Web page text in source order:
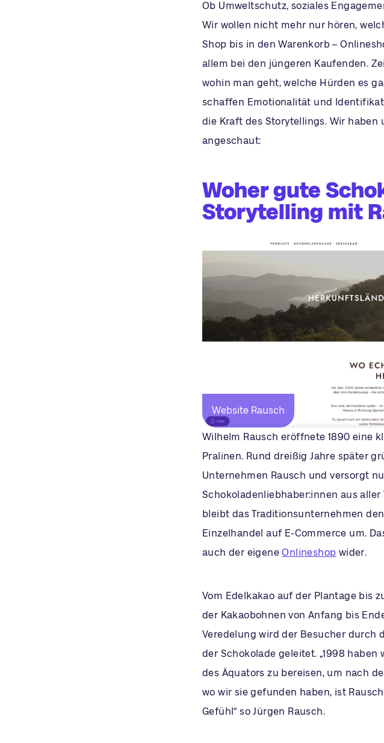
Ob Umweltschutz, soziales
Wir wollen nicht mehr nur hören,
Shop bis in den Warenkorb –
allem bei den jüngeren Kaufenden.
wohin man geht, welche Hürden es
schaffen Emotionalität und
die Kraft des Storytellings. Wir
angeschaut:
Woher gute
Storytelling mit
Website Rausch
Wilhelm Rausch eröffnete 1890 eine
Pralinen. Rund dreißig Jahre später
Unternehmen Rausch und versorgt
Schokoladenliebhaber:innen aus
bleibt das Traditionsunternehmen
Einzelhandel auf E-Commerce um.
auch der eigeneOnlineshop wider.
Vom Edelkakao auf der Plantage bis
der Kakaobohnen von Anfang bis
Veredelung wird der Besucher durch
der Schokolade geleitet. „1998
des Äquators zu bereisen, um nach
wo wir sie gefunden haben, ist
Gefühl“ so Jürgen Rausch.